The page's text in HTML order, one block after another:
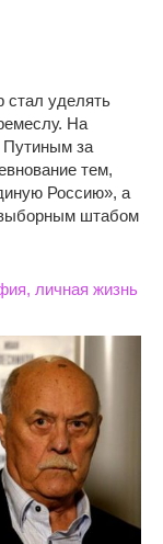
стал уделять
На
Путиным за
тем,
Россию», а
штабом
личная жизнь